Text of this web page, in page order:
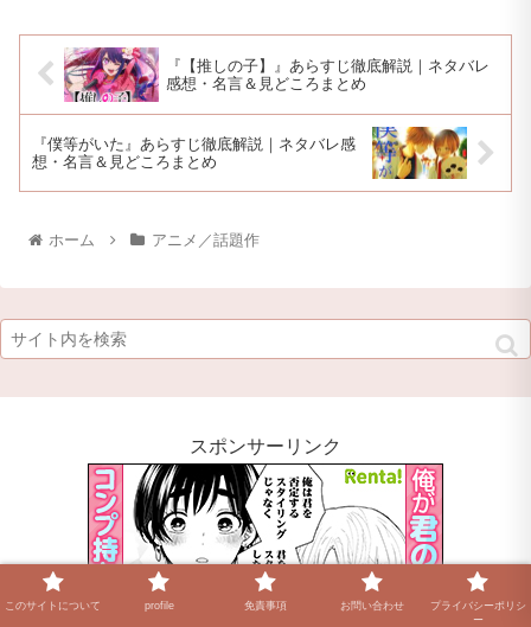
『【推しの子】』あらすじ徹底解説｜ネタバレ
感想・名言＆見どころまとめ
『僕等がいた』あらすじ徹底解説｜ネタバレ感
想・名言＆見どころまとめ
ホーム アニメ／話題作
スポンサーリンク
このサイトについて profile 免責事項 お問い合わせ
プライバシーポリシ
ー